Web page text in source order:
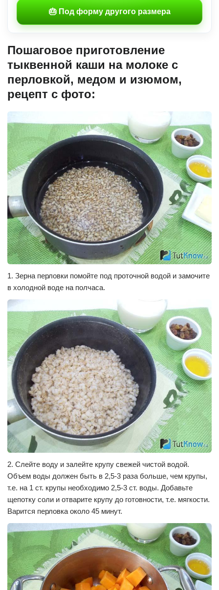
🎂 Под форму другого размера
Пошаговое приготовление
тыквенной каши на молоке с
перловкой, медом и изюмом,
рецепт с фото:
1. Зерна перловки помойте под проточной водой и замочите
в холодной воде на полчаса.
2. Слейте воду и залейте крупу свежей чистой водой.
Объем воды должен быть в 2,5-3 раза больше, чем крупы,
т.е. на 1 ст. крупы необходимо 2,5-3 ст. воды. Добавьте
щепотку соли и отварите крупу до готовности, т.е. мягкости.
Варится перловка около 45 минут.